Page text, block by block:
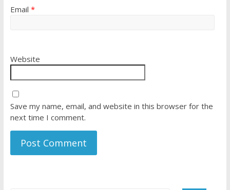
Email *
Website
Save my name, email, and website in this browser for the
next time I comment.